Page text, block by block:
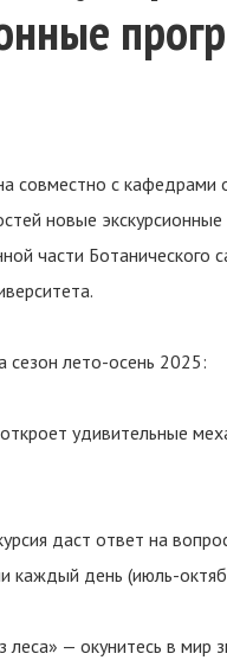
совместно с
новые
части Ботанического
сезон лето-осень 2025:
удивительные
даст ответ на
каждый день (июль-
леса» — окунитесь в мир